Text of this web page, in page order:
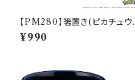
【PM280】箸置き(ピカチュウ)
【Daily Sketch】PM284-402
¥990